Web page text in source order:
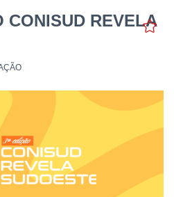
CONISUD REVELA